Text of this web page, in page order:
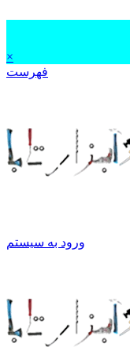
×
فهرست
ورود به سیستم